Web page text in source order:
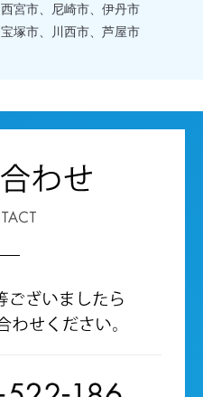
西宮市、尼崎市、伊丹市
宝塚市、川西市、芦屋市